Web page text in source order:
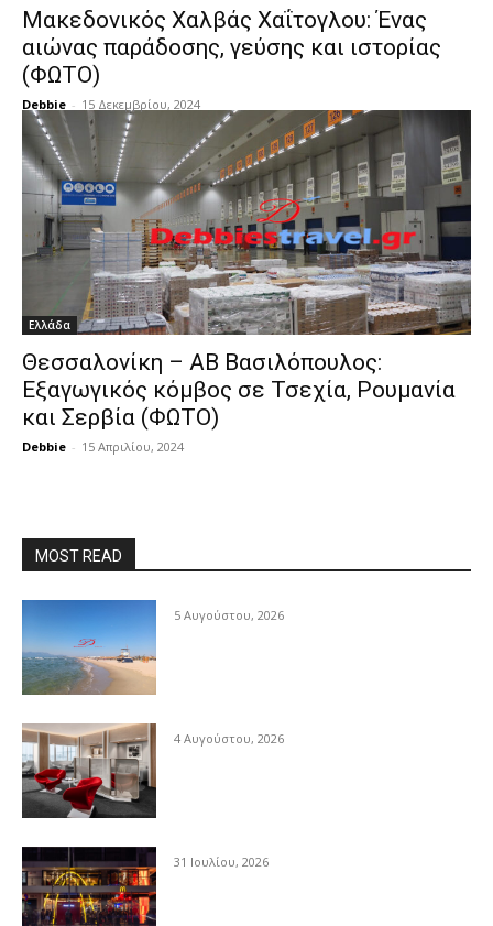
Μακεδονικός Χαλβάς Χαΐτογλου: Ένας
αιώνας παράδοσης, γεύσης και ιστορίας
(ΦΩΤΟ)
Debbie - 15 Δεκεμβρίου, 2024
Ελλάδα
Θεσσαλονίκη – ΑΒ Βασιλόπουλος:
Εξαγωγικός κόμβος σε Τσεχία, Ρουμανία
και Σερβία (ΦΩΤΟ)
Debbie - 15 Απριλίου, 2024
MOST READ
5 Αυγούστου, 2026
4 Αυγούστου, 2026
31 Ιουλίου, 2026